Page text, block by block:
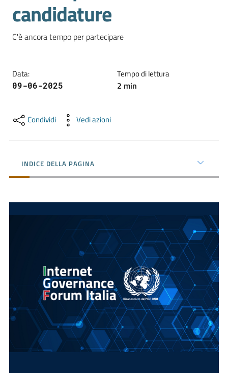
Gestire
l'Impresa
l'Impresa
e
territorio
l'Impresa
e
Consumatore
Ac
candidature
C'è ancora tempo per partecipare
Data:
09-06-2025
Tempo di lettura
2 min
Condividi Vedi azioni
INDICE DELLA PAGINA